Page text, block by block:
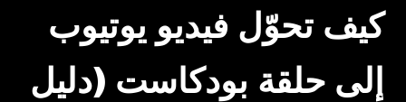
كيف تحوّل فيديو يوتيوب
إلى حلقة بودكاست (دليل